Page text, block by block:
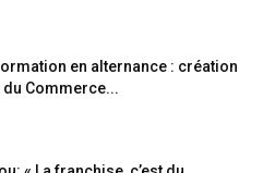
en alternance : création
du Commerce...